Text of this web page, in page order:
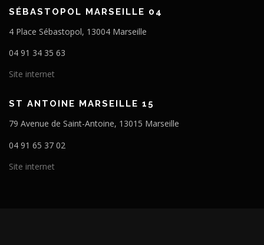
SÉBASTOPOL MARSEILLE 04
4 Place Sébastopol, 13004 Marseille
04 91 34 35 63
Site internet
ST ANTOINE MARSEILLE 15
79 Avenue de Saint-Antoine, 13015 Marseille
04 91 65 37 02
Site internet